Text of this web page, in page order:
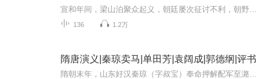
136 1.2万
隋唐演义|秦琼卖马|单田芳|袁阔成|郭德纲|评书